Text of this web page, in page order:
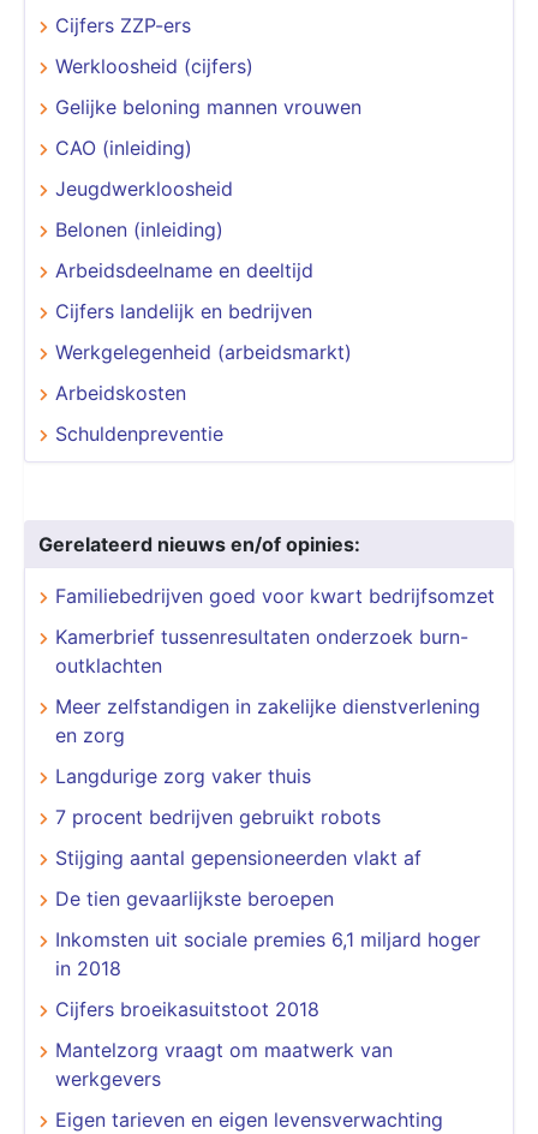
Cijfers ZZP-ers
Werkloosheid (cijfers)
Gelijke beloning mannen vrouwen
CAO (inleiding)
Jeugdwerkloosheid
Belonen (inleiding)
Arbeidsdeelname en deeltijd
Cijfers landelijk en bedrijven
Werkgelegenheid (arbeidsmarkt)
Arbeidskosten
Schuldenpreventie
Gerelateerd nieuws en/of opinies:
Familiebedrijven goed voor kwart bedrijfsomzet
Kamerbrief tussenresultaten onderzoek burn-
outklachten
Meer zelfstandigen in zakelijke dienstverlening
en zorg
Langdurige zorg vaker thuis
7 procent bedrijven gebruikt robots
Stijging aantal gepensioneerden vlakt af
De tien gevaarlijkste beroepen
Inkomsten uit sociale premies 6,1 miljard hoger
in 2018
Cijfers broeikasuitstoot 2018
Mantelzorg vraagt om maatwerk van
werkgevers
Eigen tarieven en eigen levensverwachting